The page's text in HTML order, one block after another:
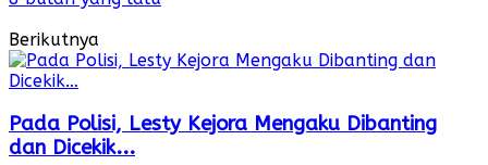
Berikutnya
Pada Polisi, Lesty Kejora Mengaku Dibanting
dan Dicekik...